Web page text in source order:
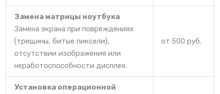
Замена матрицы ноутбука
Замена экрана при повреждениях
(трещины, битые пиксели),
отсутствии изображения или
неработоспособности дисплея.
от 500 руб.
Установка операционной